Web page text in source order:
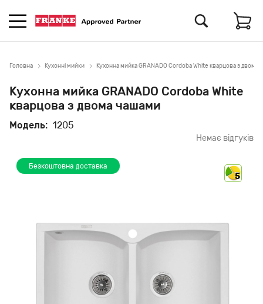
Головна Кухонні мийки Кухонна мийка GRANADO Cordoba White кварцова з двома
Кухонна мийка GRANADO Cordoba White
кварцова з двома чашами
Модель: 1205
Немає відгуків
Безкоштовна доставка
5